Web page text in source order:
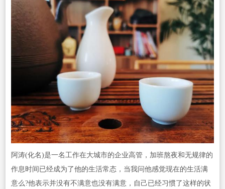
阿涛(化名)是一名工作在大城市的企业高管，加班熬夜和无规律的
作息时间已经成为了他的生活常态，当我问他感觉现在的生活满
意么?他表示并没有不满意也没有满意，自己已经习惯了这样的状